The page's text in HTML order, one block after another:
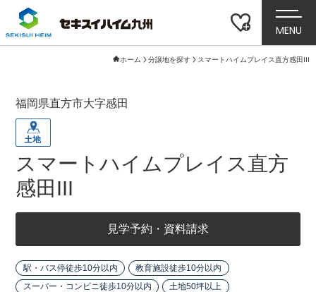
MENU
ホーム 分譲地を探す スマートハイムプレイス直方感田III
福岡県直方市大字感田
スマートハイムプレイス直方
感田III
見学予約・資料請求
駅・バス停徒歩10分以内
教育施設徒歩10分以内
スーパー・コンビニ徒歩10分以内
土地50坪以上